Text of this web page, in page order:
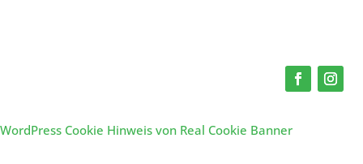
WordPress Cookie Hinweis von Real Cookie Banner